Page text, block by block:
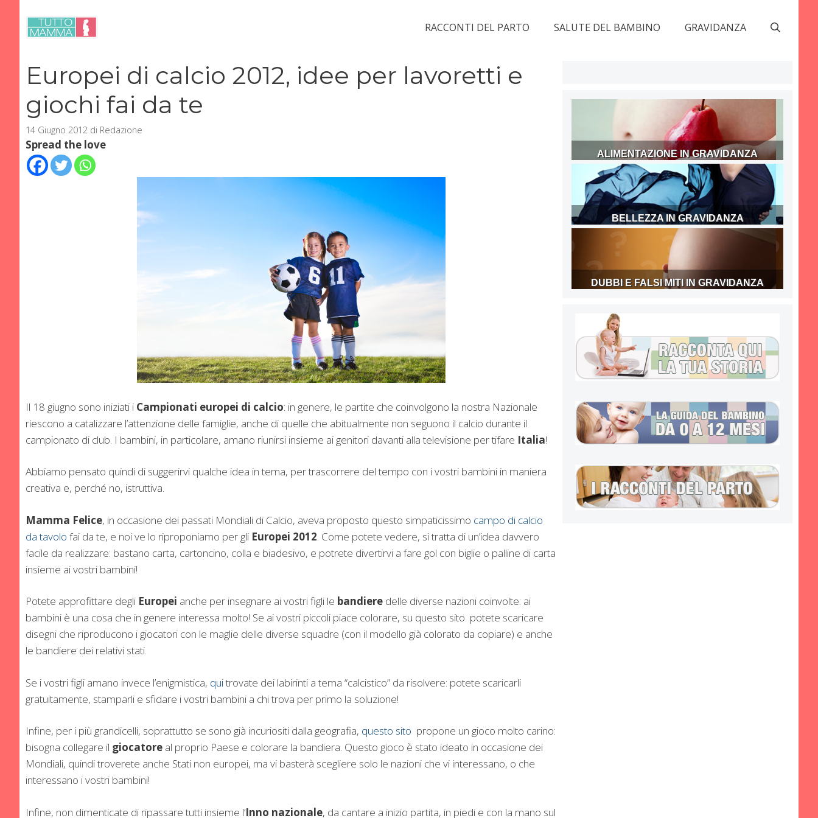
contenuto
RACCONTI DEL PARTO SALUTE DEL BAMBINO GRAVIDANZA
Europei di calcio 2012, idee per lavoretti e
giochi fai da te
14 Giugno 2012 di Redazione
Spread the love
Il 18 giugno sono iniziati i Campionati europei di calcio: in genere, le partite che coinvolgono la nostra Nazionale
riescono a catalizzare l’attenzione delle famiglie, anche di quelle che abitualmente non seguono il calcio durante il
campionato di club. I bambini, in particolare, amano riunirsi insieme ai genitori davanti alla televisione per tifare Italia!
Abbiamo pensato quindi di suggerirvi qualche idea in tema, per trascorrere del tempo con i vostri bambini in maniera
creativa e, perché no, istruttiva.
Mamma Felice, in occasione dei passati Mondiali di Calcio, aveva proposto questo simpaticissimo campo di calcio
da tavolo fai da te, e noi ve lo riproponiamo per gli Europei 2012. Come potete vedere, si tratta di un’idea davvero
facile da realizzare: bastano carta, cartoncino, colla e biadesivo, e potrete divertirvi a fare gol con biglie o palline di carta
insieme ai vostri bambini!
Potete approfittare degli Europei anche per insegnare ai vostri figli le bandiere delle diverse nazioni coinvolte: ai
bambini è una cosa che in genere interessa molto! Se ai vostri piccoli piace colorare, su questo sito potete scaricare
disegni che riproducono i giocatori con le maglie delle diverse squadre (con il modello già colorato da copiare) e anche
le bandiere dei relativi stati.
Se i vostri figli amano invece l’enigmistica, quitrovate dei labirinti a tema “calcistico” da risolvere: potete scaricarli
gratuitamente, stamparli e sfidare i vostri bambini a chi trova per primo la soluzione!
Infine, per i più grandicelli, soprattutto se sono già incuriositi dalla geografia, questo sito propone un gioco molto carino:
bisogna collegare il giocatore al proprio Paese e colorare la bandiera. Questo gioco è stato ideato in occasione dei
Mondiali, quindi troverete anche Stati non europei, ma vi basterà scegliere solo le nazioni che vi interessano, o che
interessano i vostri bambini!
Infine, non dimenticate di ripassare tutti insieme l’Inno nazionale, da cantare a inizio partita, in piedi e con la mano sul
ALIMENTAZIONE IN GRAVIDANZA
BELLEZZA IN GRAVIDANZA
DUBBI E FALSI MITI IN GRAVIDANZA